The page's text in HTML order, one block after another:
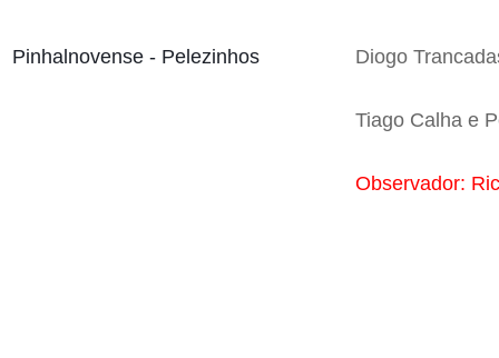
Pinhalnovense - Pelezinhos Diogo
Tiago Calha e
Observador: